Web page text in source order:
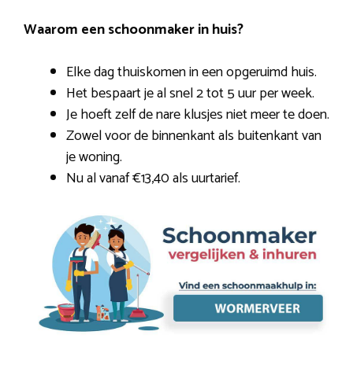
Waarom een schoonmaker in huis?
Elke dag thuiskomen in een opgeruimd huis.
Het bespaart je al snel 2 tot 5 uur per week.
Je hoeft zelf de nare klusjes niet meer te doen.
Zowel voor de binnenkant als buitenkant van
je woning.
Nu al vanaf €13,40 als uurtarief.